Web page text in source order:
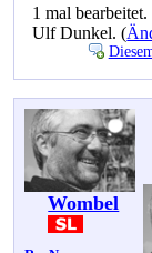
1 mal
Ulf Dunkel. (
Wombel